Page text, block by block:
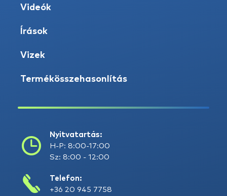
Videók
Írások
Vizek
Termékösszehasonlítás
Nyitvatartás:
H-P: 8:00-17:00
Sz: 8:00 - 12:00
Telefon:
+36 20 945 7758